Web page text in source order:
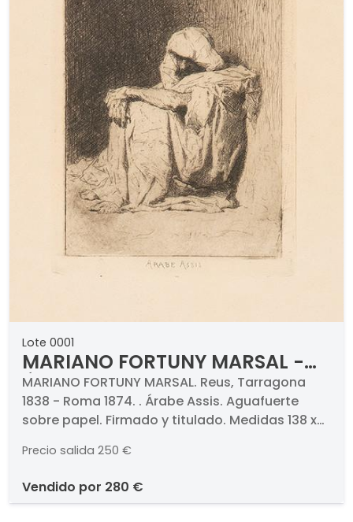
Lote 0001
MARIANO FORTUNY MARSAL -
Árabe Assis
MARIANO FORTUNY MARSAL. Reus, Tarragona
1838 - Roma 1874. . Árabe Assis. Aguafuerte
sobre papel. Firmado y titulado. Medidas 138 x
Precio salida 250 €
vendido por 280 €